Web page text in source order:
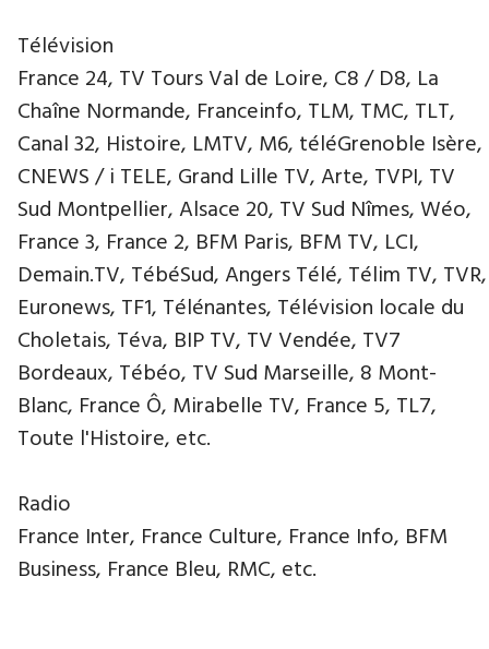
Télévision
France 24, TV Tours Val de Loire, C8 / D8, La
Chaîne Normande, Franceinfo, TLM, TMC, TLT,
Canal 32, Histoire, LMTV, M6, téléGrenoble Isère,
CNEWS / i TELE, Grand Lille TV, Arte, TVPI, TV
Sud Montpellier, Alsace 20, TV Sud Nîmes, Wéo,
France 3, France 2, BFM Paris, BFM TV, LCI,
Demain.TV, TébéSud, Angers Télé, Télim TV, TVR,
Euronews, TF1, Télénantes, Télévision locale du
Choletais, Téva, BIP TV, TV Vendée, TV7
Bordeaux, Tébéo, TV Sud Marseille, 8 Mont-
Blanc, France Ô, Mirabelle TV, France 5, TL7,
Toute l'Histoire, etc.
Radio
France Inter, France Culture, France Info, BFM
Business, France Bleu, RMC, etc.